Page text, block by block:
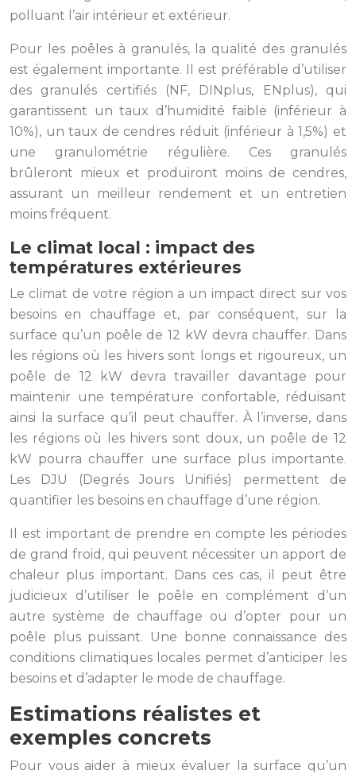
polluant l’air intérieur et extérieur.
Pour les poêles à granulés, la qualité des granulés
est également importante. Il est préférable d’utiliser
des granulés certifiés (NF, DINplus, ENplus), qui
garantissent un taux d’humidité faible (inférieur à
10%), un taux de cendres réduit (inférieur à 1,5%) et
une granulométrie régulière. Ces granulés
brûleront mieux et produiront moins de cendres,
assurant un meilleur rendement et un entretien
moins fréquent.
Le climat local : impact des
températures extérieures
Le climat de votre région a un impact direct sur vos
besoins en chauffage et, par conséquent, sur la
surface qu’un poêle de 12 kW devra chauffer. Dans
les régions où les hivers sont longs et rigoureux, un
poêle de 12 kW devra travailler davantage pour
maintenir une température confortable, réduisant
ainsi la surface qu’il peut chauffer. À l’inverse, dans
les régions où les hivers sont doux, un poêle de 12
kW pourra chauffer une surface plus importante.
Les DJU (Degrés Jours Unifiés) permettent de
quantifier les besoins en chauffage d’une région.
Il est important de prendre en compte les périodes
de grand froid, qui peuvent nécessiter un apport de
chaleur plus important. Dans ces cas, il peut être
judicieux d’utiliser le poêle en complément d’un
autre système de chauffage ou d’opter pour un
poêle plus puissant. Une bonne connaissance des
conditions climatiques locales permet d’anticiper les
besoins et d’adapter le mode de chauffage.
Estimations réalistes et
exemples concrets
Pour vous aider à mieux évaluer la surface qu’un